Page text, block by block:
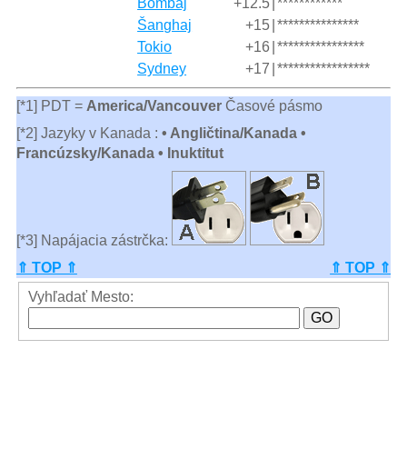
Šanghaj
+15 ***************
Tokio
+16 ****************
Sydney
+17 *****************
[*1] PDT = America/VancouverČasové pásmo
[*2] Jazyky v Kanada : • Angličtina/Kanada •
Francúzsky/Kanada • Inuktitut
[*3] Napájacia zástrčka:
⇑ TOP ⇑
⇑ TOP ⇑
Vyhľadať Mesto: